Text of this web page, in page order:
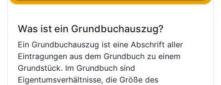
Was ist ein Grundbuchauszug?
Ein Grundbuchauszug ist eine Abschrift aller
Eintragungen aus dem Grundbuch zu einem
Grundstück. Im Grundbuch sind
Eigentumsverhältnisse, die Größe des